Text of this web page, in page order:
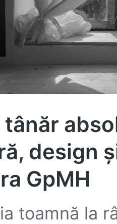
design
GpMH
toamnă la